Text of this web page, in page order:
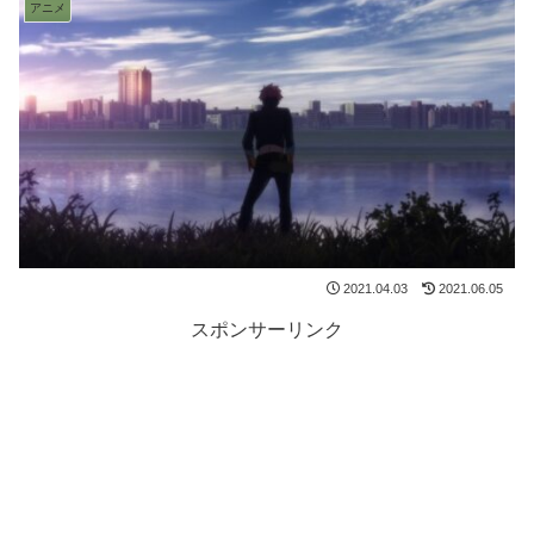
アニメ
2021.04.03 2021.06.05
スポンサーリンク